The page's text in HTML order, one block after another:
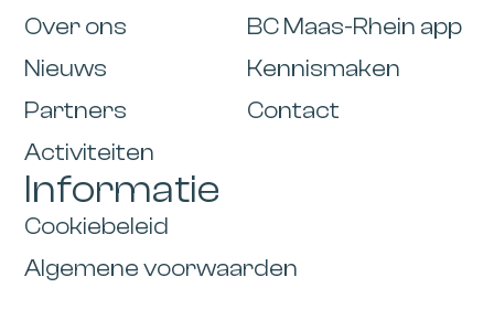
Over ons
Nieuws
Partners
Activiteiten
BC Maas-Rhein app
Kennismaken
Contact
Informatie
Cookiebeleid
Algemene voorwaarden